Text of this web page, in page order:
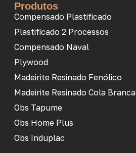
Produtos
Compensado Plastificado
Plastificado 2 Processos
Compensado Naval
Plywood
Madeirite Resinado Fenólico
Madeirite Resinado Cola Branca
Obs Tapume
Obs Home Plus
Obs Induplac